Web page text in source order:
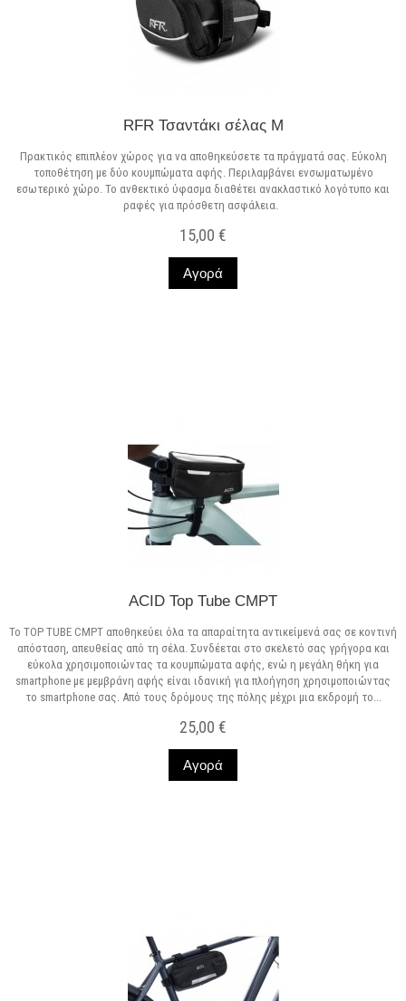
RFR Τσαντάκι σέλας M
Πρακτικός επιπλέον χώρος για να αποθηκεύσετε τα πράγματά σας. Εύκολη
τοποθέτηση με δύο κουμπώματα αφής. Περιλαμβάνει ενσωματωμένο
εσωτερικό χώρο. Το ανθεκτικό ύφασμα διαθέτει ανακλαστικό λογότυπο και
ραφές για πρόσθετη ασφάλεια.
15,00 €
Αγορά
ACID Top Tube CMPT
Το TOP TUBE CMPT αποθηκεύει όλα τα απαραίτητα αντικείμενά σας σε κοντινή
απόσταση, απευθείας από τη σέλα. Συνδέεται στο σκελετό σας γρήγορα και
εύκολα χρησιμοποιώντας τα κουμπώματα αφής, ενώ η μεγάλη θήκη για
smartphone με μεμβράνη αφής είναι ιδανική για πλοήγηση χρησιμοποιώντας
το smartphone σας. Από τους δρόμους της πόλης μέχρι μια εκδρομή το...
25,00 €
Αγορά